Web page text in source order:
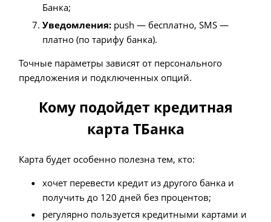
Банка;
Уведомления:push — бесплатно, SMS —
платно (по тарифу банка).
Точные параметры зависят от персонального
предложения и подключенных опций.
Кому подойдет кредитная
карта ТБанка
Карта будет особенно полезна тем, кто:
хочет перевести кредит из другого банка и
получить до 120 дней без процентов;
регулярно пользуется кредитными картами и